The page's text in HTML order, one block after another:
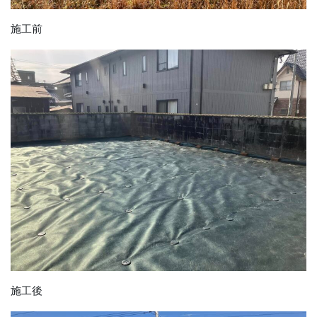
施工前
施工後